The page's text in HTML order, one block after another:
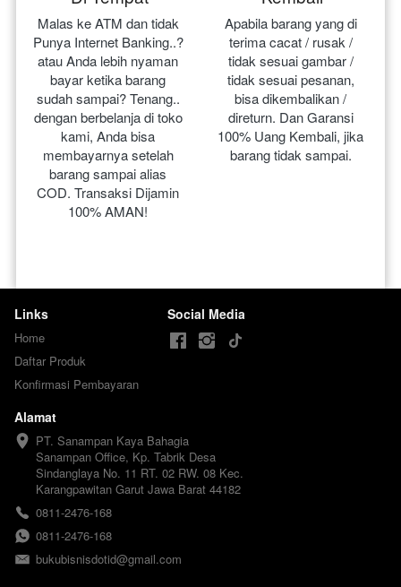
Malas ke ATM dan tidak
Punya Internet Banking..?
atau Anda lebih nyaman
bayar ketika barang
sudah sampai? Tenang..
dengan berbelanja di toko
kami, Anda bisa
membayarnya setelah
barang sampai alias
COD. Transaksi Dijamin
100% AMAN!
Apabila barang yang di
terima cacat / rusak /
tidak sesuai gambar /
tidak sesuai pesanan,
bisa dikembalikan /
direturn. Dan Garansi
100% Uang Kembali, jika
barang tidak sampai.
Links
Home
Daftar Produk
Konfirmasi Pembayaran
Social Media
Alamat
PT. Sanampan Kaya Bahagia
Sanampan Office, Kp. Tabrik Desa
Sindanglaya No. 11 RT. 02 RW. 08 Kec.
Karangpawitan Garut Jawa Barat 44182
0811-2476-168
0811-2476-168
bukubisnisdotid@gmail.com